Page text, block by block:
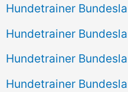
Hundetrainer
Hundetrainer
Hundetrainer
Hundetrainer